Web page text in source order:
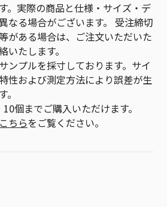
。実際の商品と仕様・サイズ・デ
なる場合がございます。 受注締切
がある場合は、ご注文いただいた
いたします。
ンプルを採寸しております。サイ
性および測定方法により誤差が生
個までご購入いただけます。
こちらをご覧ください。